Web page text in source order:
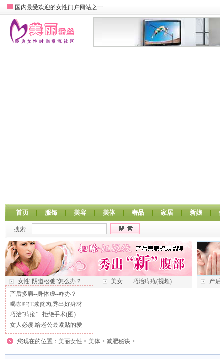
国内最受欢迎的女性门户网站之一
首页 服饰 美容 美体 奢品 家居 新娘
搜索
女性“阴道松弛”怎么办？ 美女-----巧治痔疮(视频)
产
产后多病--身体虚--咋办？
喝咖啡狂减赘肉,秀出好身材
巧治“痔疮”--拒绝手术(图)
女人必读:给老公最紧贴的爱
您现在的位置： 美丽女性 > 美体 > 减肥秘诀 >